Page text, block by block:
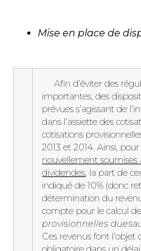
Mise en place de
Afin d’éviter des
importantes, des
prévues s’agissant de
dans l’assiette des
cotisations
2013 et 2014. Ainsi, pour
nouvellement soumises
dividendes , la part de
indiqué de 10% (donc
détermination du
compte pour le calcul
provisionnelles dues
Ces revenus font l’objet